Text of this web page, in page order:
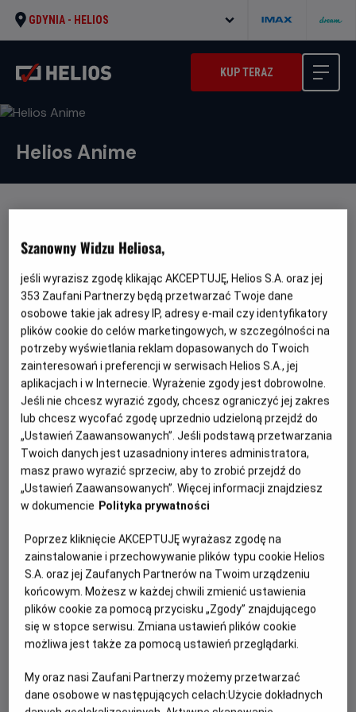
GDYNIA - HELIOS
KUP TERAZ
Helios Anime
się na prezentacji najnowszych anime, legendarnych
tytułów tego gatunku oraz innych produkcji z Dalekiego
Wschodu.
Chcemy stworzyć społeczność entuzjastów anime, którzy
mogą wspólnie oglądać filmy i dzielić się przemyśleniami
na temat prezentowanych filmów w gronie osób o
podobnych zainteresowaniach.
Odkrywaj i ciesz się światem anime w ramach projektu
HELIOS ANIME.
NAJBLIŻSZE WYDARZENIE
informację o kolejnym seansie w ramach naszego cyklu.
Zapraszamy!
CENNIK
14 dni +
do seansu
8-13 dni
do seansu
4-7 dni
do seansu
Szanowny Widzu Heliosa,
jeśli wyrazisz zgodę klikając AKCEPTUJĘ, Helios S.A. oraz jej
353 Zaufani Partnerzy będą przetwarzać Twoje dane
osobowe takie jak adresy IP, adresy e-mail czy identyfikatory
plików cookie do celów marketingowych, w szczególności na
potrzeby wyświetlania reklam dopasowanych do Twoich
zainteresowań i preferencji w serwisach Helios S.A., jej
aplikacjach i w Internecie. Wyrażenie zgody jest dobrowolne.
Jeśli nie chcesz wyrazić zgody, chcesz ograniczyć jej zakres
lub chcesz wycofać zgodę uprzednio udzieloną przejdź do
„Ustawień Zaawansowanych”. Jeśli podstawą przetwarzania
Twoich danych jest uzasadniony interes administratora,
masz prawo wyrazić sprzeciw, aby to zrobić przejdź do
„Ustawień Zaawansowanych”. Więcej informacji znajdziesz
w dokumencie Polityka prywatności
Poprzez kliknięcie AKCEPTUJĘ wyrażasz zgodę na
zainstalowanie i przechowywanie plików typu cookie Helios
S.A. oraz jej Zaufanych Partnerów na Twoim urządzeniu
końcowym. Możesz w każdej chwili zmienić ustawienia
plików cookie za pomocą przycisku „Zgody” znajdującego
się w stopce serwisu. Zmiana ustawień plików cookie
możliwa jest także za pomocą ustawień przeglądarki.
My oraz nasi Zaufani Partnerzy możemy przetwarzać
dane osobowe w następujących celach:Użycie dokładnych